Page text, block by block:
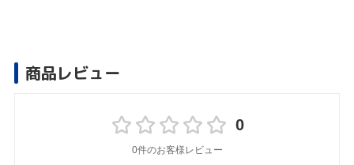
商品レビュー
0
0件のお客様レビュー